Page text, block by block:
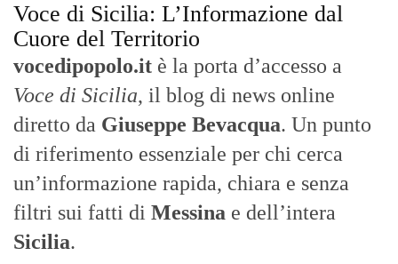
Voce di Sicilia: L’Informazione dal
Cuore del Territorio
vocedipopolo.it è la porta d’accesso a
Voce di Sicilia, il blog di news online
diretto da Giuseppe Bevacqua. Un punto
di riferimento essenziale per chi cerca
un’informazione rapida, chiara e senza
filtri sui fatti di Messina e dell’intera
Sicilia.